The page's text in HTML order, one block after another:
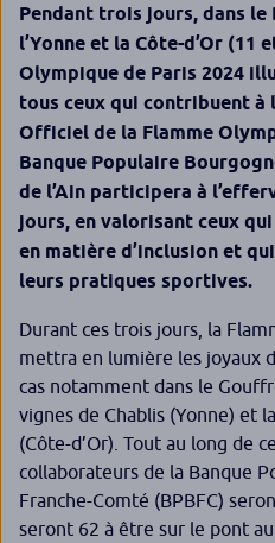
Pendant trois jours, dans le
l’Yonne et la Côte-d’Or (11
Olympique de Paris 2024
tous ceux qui contribuent
Officiel de la Flamme
Banque Populaire
de l’Ain participera à
jours, en valorisant ceux
en matière d’inclusion et
leurs pratiques sportives.
Durant ces trois jours, la
mettra en lumière les joyaux
cas notamment dans le
vignes de Chablis (Yonne) et
(Côte-d’Or). Tout au long de
collaborateurs de la Banque
Franche-Comté (BPBFC)
seront 62 à être sur le pont